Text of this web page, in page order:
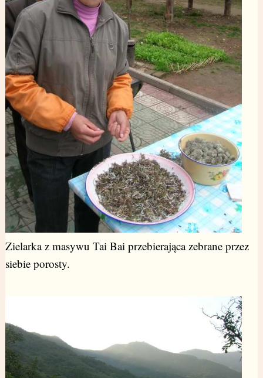
Zielarka z masywu Tai Bai przebierająca zebrane przez
siebie porosty.